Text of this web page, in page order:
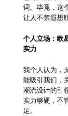
词。毕竟，这
让人不禁遐想
个人立场：欧
实力
我个人认为，
能吸引我们，
潮流设计的引
实力够硬，不
足。